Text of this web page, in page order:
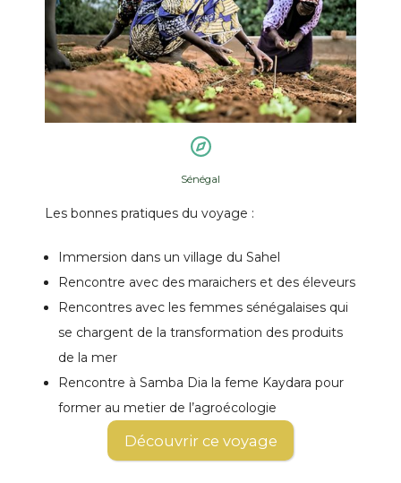
Sénégal
Les bonnes pratiques du voyage :
Immersion dans un village du Sahel
Rencontre avec des maraichers et des éleveurs
Rencontres avec les femmes sénégalaises qui
se chargent de la transformation des produits
de la mer
Rencontre à Samba Dia la feme Kaydara pour
former au metier de l’agroécologie
Découvrir ce voyage